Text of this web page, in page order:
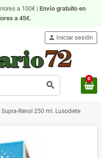
a 100€ | Envío gratuito en
a 45€.
search
person Iniciar sesión
0
Supra-Renol 250 ml. Lusodiete